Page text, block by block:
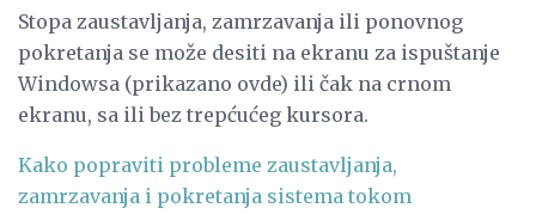
Stopa zaustavljanja, zamrzavanja ili ponovnog
pokretanja se može desiti na ekranu za ispuštanje
Windowsa (prikazano ovde) ili čak na crnom
ekranu, sa ili bez trepćućeg kursora.
Kako popraviti probleme zaustavljanja,
zamrzavanja i pokretanja sistema tokom